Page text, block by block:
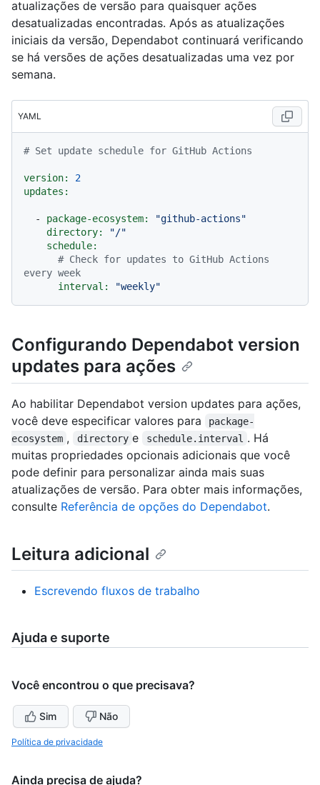
atualizações de versão para quaisquer ações
desatualizadas encontradas. Após as atualizações
iniciais da versão, Dependabot continuará verificando
se há versões de ações desatualizadas uma vez por
semana.
YAML
# Set update schedule for GitHub Actions
version:
2
updates:
- package-ecosystem:
"github-actions"
directory:
"/"
schedule:
# Check for updates to GitHub Actions
every week
interval:
"weekly"
Configurando Dependabot version
updates para ações
Ao habilitar Dependabot version updates para ações,
você deve especificar valores para
package-
ecosystem , directory e schedule.interval . Há
muitas propriedades opcionais adicionais que você
pode definir para personalizar ainda mais suas
atualizações de versão. Para obter mais informações,
consulte Referência de opções do Dependabot.
Leitura adicional
Escrevendo fluxos de trabalho
Ajuda e suporte
Você encontrou o que precisava?
Sim Não
Política de privacidade
Ainda precisa de ajuda?